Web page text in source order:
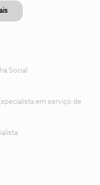
Social
em serviço de